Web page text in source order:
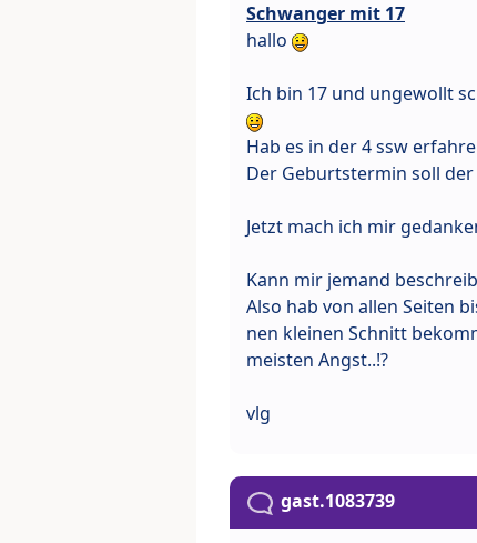
Schwanger mit 17
hallo
Ich bin 17 und ungewollt
Hab es in der 4 ssw
Der Geburtstermin soll der
Jetzt mach ich mir
Kann mir jemand
Also hab von allen Seiten
nen kleinen Schnitt
meisten Angst..!?
vlg
gast.1083739